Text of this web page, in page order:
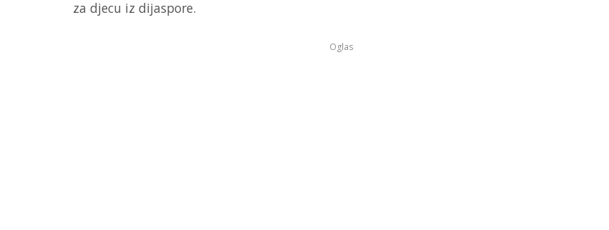
za djecu iz dijaspore.
Oglas